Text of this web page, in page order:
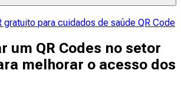
gratuito para cuidados de saúde QR Code
um QR Codes no setor
melhorar o acesso dos